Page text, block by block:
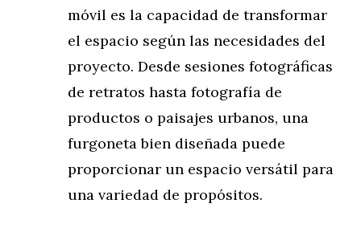
móvil es la capacidad de transformar
el espacio según las necesidades del
proyecto. Desde sesiones fotográficas
de retratos hasta fotografía de
productos o paisajes urbanos, una
furgoneta bien diseñada puede
proporcionar un espacio versátil para
una variedad de propósitos.